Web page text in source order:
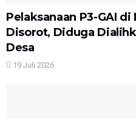
Pelaksanaan P3-GAI di
Disorot, Diduga
Desa
19 Juli 2026